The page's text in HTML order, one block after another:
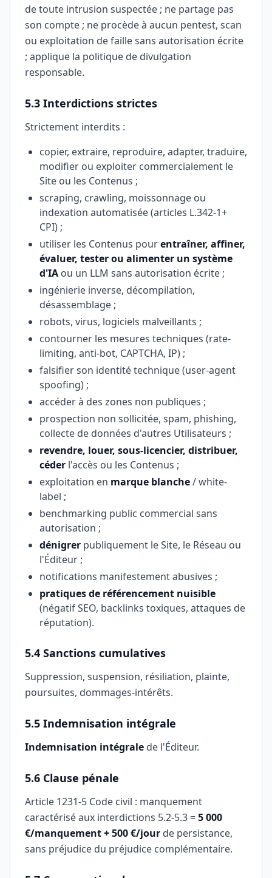
de toute intrusion suspectée ; ne partage pas
son compte ; ne procède à aucun pentest, scan
ou exploitation de faille sans autorisation écrite
; applique la politique de divulgation
responsable.
5.3 Interdictions strictes
Strictement interdits :
copier, extraire, reproduire, adapter, traduire,
modifier ou exploiter commercialement le
Site ou les Contenus ;
scraping, crawling, moissonnage ou
indexation automatisée (articles L.342-1+
CPI) ;
utiliser les Contenus pourentraîner, affiner,
évaluer, tester ou alimenter un système
d'IA ou un LLM sans autorisation écrite ;
ingénierie inverse, décompilation,
désassemblage ;
robots, virus, logiciels malveillants ;
contourner les mesures techniques (rate-
limiting, anti-bot, CAPTCHA, IP) ;
falsifier son identité technique (user-agent
spoofing) ;
accéder à des zones non publiques ;
prospection non sollicitée, spam, phishing,
collecte de données d'autres Utilisateurs ;
revendre, louer, sous-licencier, distribuer,
céder l'accès ou les Contenus ;
exploitation en marque blanche/ white-
label ;
benchmarking public commercial sans
autorisation ;
dénigrer publiquement le Site, le Réseau ou
l'Éditeur ;
notifications manifestement abusives ;
pratiques de référencement nuisible
(négatif SEO, backlinks toxiques, attaques de
réputation).
5.4 Sanctions cumulatives
Suppression, suspension, résiliation, plainte,
poursuites, dommages-intérêts.
5.5 Indemnisation intégrale
Indemnisation intégrale de l'Éditeur.
5.6 Clause pénale
Article 1231-5 Code civil : manquement
caractérisé aux interdictions 5.2-5.3 =5 000
€/manquement + 500 €/jour de persistance,
sans préjudice du préjudice complémentaire.